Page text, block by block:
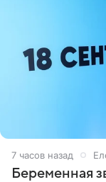
7 часов назад
Беременная